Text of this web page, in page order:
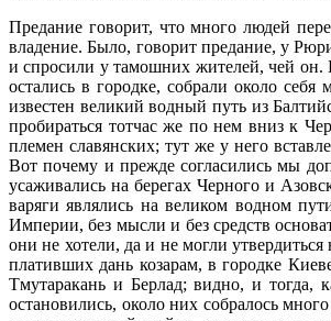
Предание говорит, что много людей
владение. Было, говорит предание, у
и спросили у тамошних жителей, чей он.
остались в городке, собрали около
известен великий водный путь из
пробираться тотчас же по нем вниз к
племен славянских; тут же у него
Вот почему и прежде согласились мы
усаживались на берегах Черного и
варяги являлись на великом водном
Империи, без мысли и без средств
они не хотели, да и не могли
плативших дань козарам, в городке
Тмутаракань и Берлад; видно, и тогда,
остановились, около них собралось